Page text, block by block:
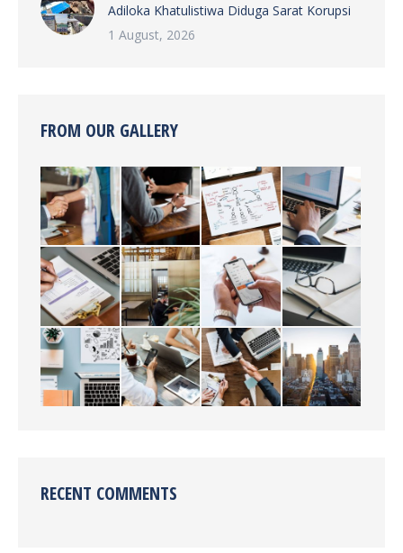
Adiloka Khatulistiwa Diduga Sarat Korupsi
1 August, 2026
FROM OUR GALLERY
RECENT COMMENTS